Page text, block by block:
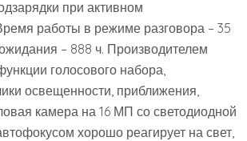
при активном
работы в режиме разговора – 35
– 888 ч. Производителем
голосового набора,
освещенности, приближения,
камера на 16 МП со светодиодной
хорошо реагирует на свет,